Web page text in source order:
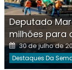
Deputado
milhões para
Posted
on
30 de julho de
Destaques Da